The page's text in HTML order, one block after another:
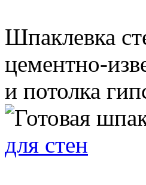
Шпаклевка
цементно-
и потолка
для стен